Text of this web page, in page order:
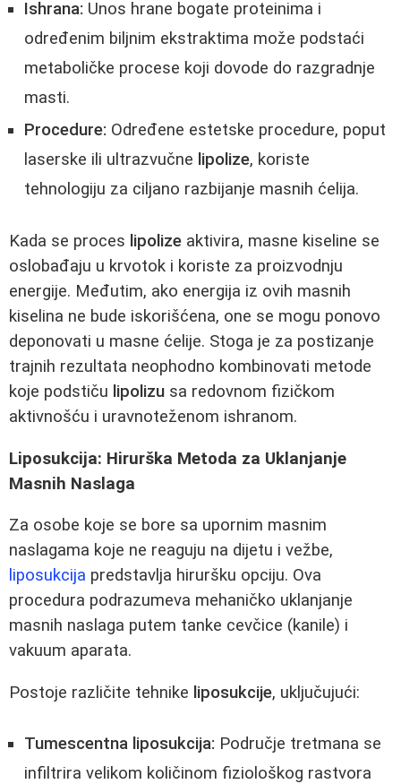
Ishrana: Unos hrane bogate proteinima i
određenim biljnim ekstraktima može podstaći
metaboličke procese koji dovode do razgradnje
masti.
Procedure: Određene estetske procedure, poput
laserske ili ultrazvučne lipolize, koriste
tehnologiju za ciljano razbijanje masnih ćelija.
Kada se proces lipolize aktivira, masne kiseline se
oslobađaju u krvotok i koriste za proizvodnju
energije. Međutim, ako energija iz ovih masnih
kiselina ne bude iskorišćena, one se mogu ponovo
deponovati u masne ćelije. Stoga je za postizanje
trajnih rezultata neophodno kombinovati metode
koje podstiču lipolizu sa redovnom fizičkom
aktivnošću i uravnoteženom ishranom.
Liposukcija: Hirurška Metoda za Uklanjanje
Masnih Naslaga
Za osobe koje se bore sa upornim masnim
naslagama koje ne reaguju na dijetu i vežbe,
liposukcija predstavlja hiruršku opciju. Ova
procedura podrazumeva mehaničko uklanjanje
masnih naslaga putem tanke cevčice (kanile) i
vakuum aparata.
Postoje različite tehnike liposukcije, uključujući:
Tumescentna liposukcija: Područje tretmana se
infiltrira velikom količinom fiziološkog rastvora